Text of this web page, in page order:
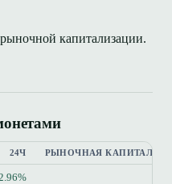
капитализации.
24Ч РЫНОЧНАЯ